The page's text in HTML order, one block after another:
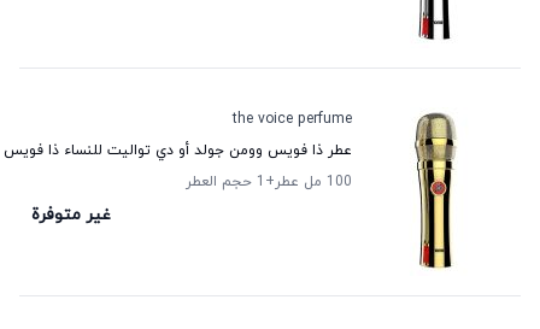
the voice perfume
عطر ذا فويس وومن جولد أو دي تواليت للنساء ذا فويس
100 مل عطر
+1 حجم العطر
غير متوفرة